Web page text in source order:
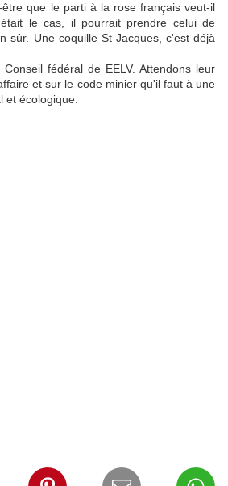
que le parti à la rose français veut-il
le cas, il pourrait prendre celui de
sûr. Une coquille St Jacques, c'est déjà
fédéral de EELV. Attendons leur
et sur le code minier qu'il faut à une
et écologique.